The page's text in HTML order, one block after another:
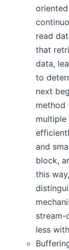
read
that
data,
to
next
method
and
block,
this
stream-
less